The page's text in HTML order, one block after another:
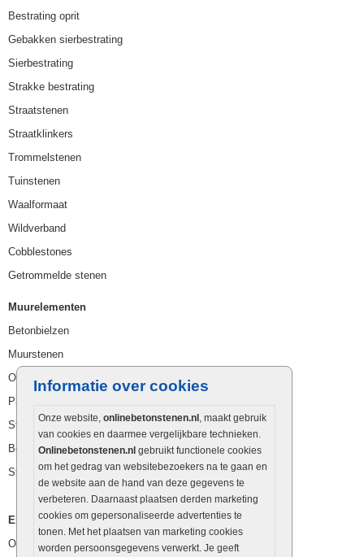
Informatie over cookies
Onze website, onlinebetonstenen.nl , maakt gebruik
van cookies en daarmee vergelijkbare technieken.
Onlinebetonstenen.nl gebruikt functionele cookies
om het gedrag van websitebezoekers na te gaan en
de website aan de hand van deze gegevens te
verbeteren. Daarnaast plaatsen derden marketing
cookies om gepersonaliseerde advertenties te
tonen. Met het plaatsen van marketing cookies
worden persoonsgegevens verwerkt. Je geeft
Bestrating oprit
Gebakken sierbestrating
Sierbestrating
Strakke bestrating
Straatstenen
Straatklinkers
Trommelstenen
Tuinstenen
Waalformaat
Wildverband
Cobblestones
Getrommelde stenen
Muurelementen
Betonbielzen
Muurstenen
Opsluitbanden
Palissaden
Stapelblokken
Betonblokken
Stapelstenen
Extra benodigdheden
Ophoogzand